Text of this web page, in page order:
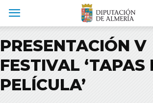
PRESENTACIÓN V
FESTIVAL ‘TAPAS
PELÍCULA’